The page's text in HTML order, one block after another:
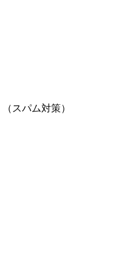
スパム対策）